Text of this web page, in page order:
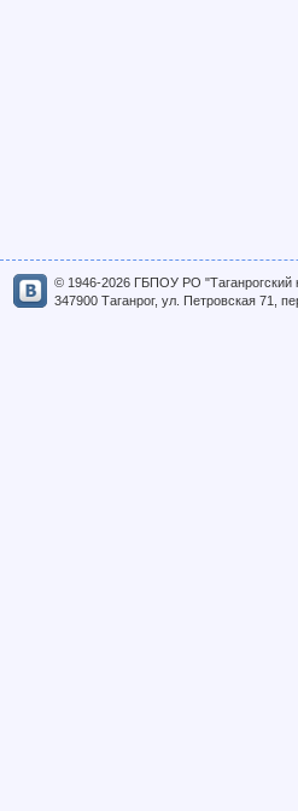
© 1946-2026 ГБПОУ РО "Таганрогский
347900 Таганрог, ул. Петровская 71,